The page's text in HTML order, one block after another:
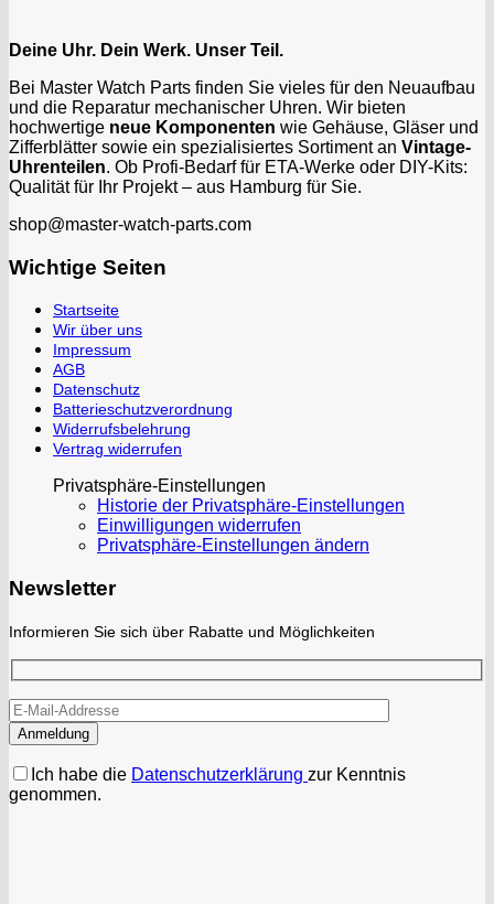
Deine Uhr. Dein Werk. Unser Teil.
Bei Master Watch Parts finden Sie vieles für den Neuaufbau
und die Reparatur mechanischer Uhren. Wir bieten
hochwertige neue Komponenten wie Gehäuse, Gläser und
Zifferblätter sowie ein spezialisiertes Sortiment an Vintage-
Uhrenteilen. Ob Profi-Bedarf für ETA-Werke oder DIY-Kits:
Qualität für Ihr Projekt – aus Hamburg für Sie.
shop@master-watch-parts.com
Wichtige Seiten
Startseite
Wir über uns
Impressum
AGB
Datenschutz
Batterieschutzverordnung
Widerrufsbelehrung
Vertrag widerrufen
Privatsphäre-Einstellungen
Historie der Privatsphäre-Einstellungen
Einwilligungen widerrufen
Privatsphäre-Einstellungen ändern
Newsletter
Informieren Sie sich über Rabatte und Möglichkeiten
Ich habe die Datenschutzerklärung zur Kenntnis
genommen.